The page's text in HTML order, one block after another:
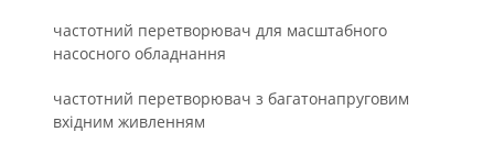
частотний перетворювач для масштабного
насосного обладнання
частотний перетворювач з багатонапруговим
вхідним живленням